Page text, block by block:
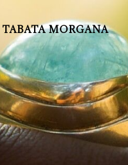
TABATA MORGANA